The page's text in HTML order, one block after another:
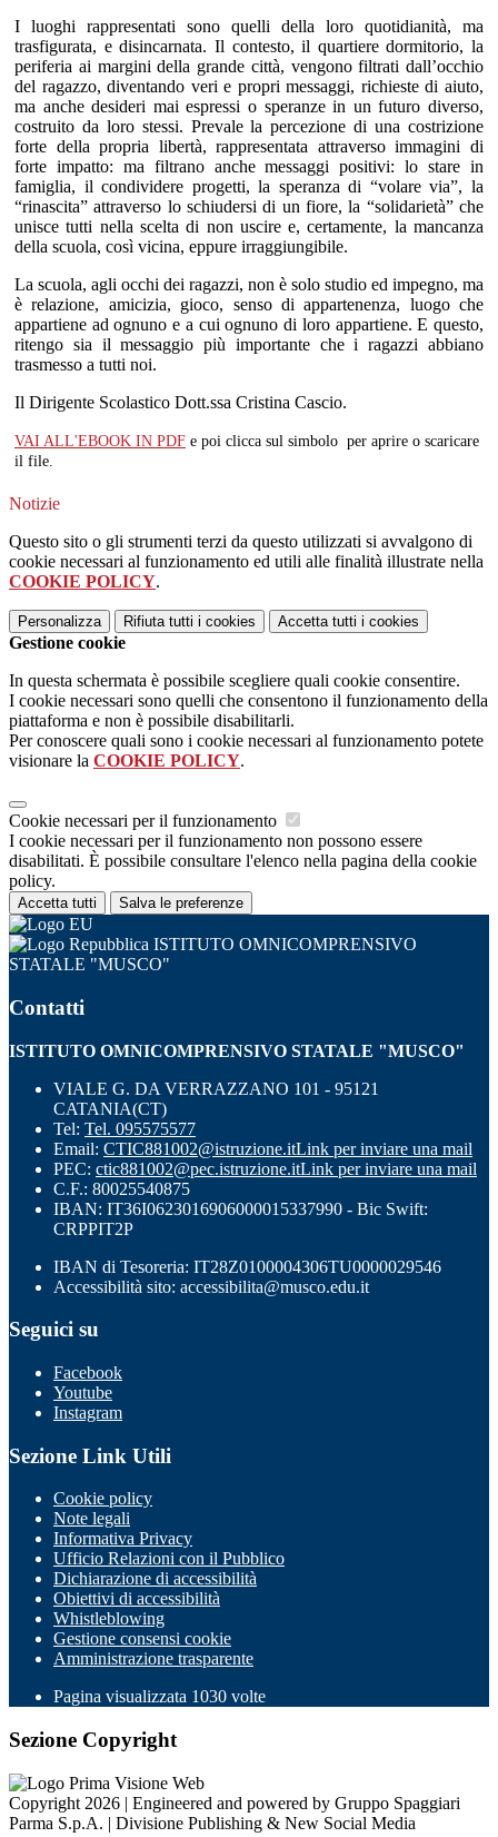
I luoghi rappresentati sono quelli della loro quotidianità, ma
trasfigurata, e disincarnata. Il contesto, il quartiere dormitorio, la
periferia ai margini della grande città, vengono filtrati dall’occhio
del ragazzo, diventando veri e propri messaggi, richieste di aiuto,
ma anche desideri mai espressi o speranze in un futuro diverso,
costruito da loro stessi. Prevale la percezione di una costrizione
forte della propria libertà, rappresentata attraverso immagini di
forte impatto: ma filtrano anche messaggi positivi: lo stare in
famiglia, il condividere progetti, la speranza di “volare via”, la
“rinascita” attraverso lo schiudersi di un fiore, la “solidarietà” che
unisce tutti nella scelta di non uscire e, certamente, la mancanza
della scuola, così vicina, eppure irraggiungibile.
La scuola, agli occhi dei ragazzi, non è solo studio ed impegno, ma
è relazione, amicizia, gioco, senso di appartenenza, luogo che
appartiene ad ognuno e a cui ognuno di loro appartiene. E questo,
ritengo sia il messaggio più importante che i ragazzi abbiano
trasmesso a tutti noi.
Il Dirigente Scolastico Dott.ssa Cristina Cascio.
VAI ALL'EBOOK IN PDF e poi clicca sul simbolo per aprire o scaricare
il file.
Notizie
Questo sito o gli strumenti terzi da questo utilizzati si avvalgono di
cookie necessari al funzionamento ed utili alle finalità illustrate nella
COOKIE POLICY.
Personalizza Rifiuta tutti i cookies Accetta tutti i cookies
Gestione cookie
In questa schermata è possibile scegliere quali cookie consentire.
I cookie necessari sono quelli che consentono il funzionamento della
piattaforma e non è possibile disabilitarli.
Per conoscere quali sono i cookie necessari al funzionamento potete
visionare la COOKIE POLICY.
Cookie necessari per il funzionamento
I cookie necessari per il funzionamento non possono essere
disabilitati. È possibile consultare l'elenco nella pagina della cookie
policy.
Accetta tutti Salva le preferenze
ISTITUTO OMNICOMPRENSIVO
STATALE "MUSCO"
Contatti
ISTITUTO OMNICOMPRENSIVO STATALE "MUSCO"
VIALE G. DA VERRAZZANO 101 - 95121
CATANIA(CT)
Tel: Tel. 095575577
Email: CTIC881002@istruzione.itLink per inviare una mail
PEC: ctic881002@pec.istruzione.itLink per inviare una mail
C.F.: 80025540875
IBAN: IT36I0623016906000015337990 - Bic Swift:
CRPPIT2P
IBAN di Tesoreria: IT28Z0100004306TU0000029546
Accessibilità sito: accessibilita@musco.edu.it
Seguici su
Facebook
Youtube
Instagram
Sezione Link Utili
Cookie policy
Note legali
Informativa Privacy
Ufficio Relazioni con il Pubblico
Dichiarazione di accessibilità
Obiettivi di accessibilità
Whistleblowing
Gestione consensi cookie
Amministrazione trasparente
Pagina visualizzata 1030 volte
Sezione Copyright
Copyright 2026 | Engineered and powered by Gruppo Spaggiari
Parma S.p.A. | Divisione Publishing & New Social Media